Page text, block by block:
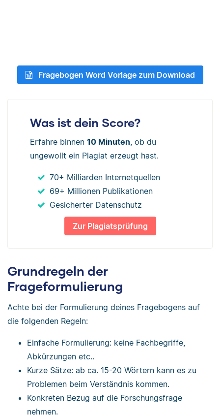
Fragebogen Word Vorlage zum Download
Was ist dein Score?
Erfahre binnen 10 Minuten, ob du
ungewollt ein Plagiat erzeugt hast.
70+ Milliarden Internetquellen
69+ Millionen Publikationen
Gesicherter Datenschutz
Zur Plagiatsprüfung
Grundregeln der
Frageformulierung
Achte bei der Formulierung deines Fragebogens auf
die folgenden Regeln:
Einfache Formulierung: keine Fachbegriffe,
Abkürzungen etc..
Kurze Sätze: ab ca. 15-20 Wörtern kann es zu
Problemen beim Verständnis kommen.
Konkreten Bezug auf die Forschungsfrage
nehmen.